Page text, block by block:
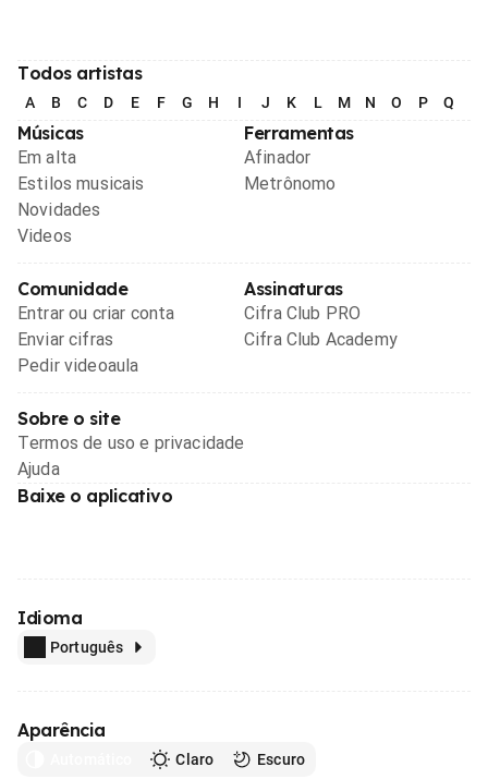
Todos artistas
A B C D E F G H I J K L M N O P Q
Músicas
Em alta
Estilos musicais
Novidades
Videos
Ferramentas
Afinador
Metrônomo
Comunidade
Entrar ou criar conta
Enviar cifras
Pedir videoaula
Assinaturas
Cifra Club PRO
Cifra Club Academy
Sobre o site
Termos de uso e privacidade
Ajuda
Baixe o aplicativo
Idioma
Português
Aparência
Claro Escuro